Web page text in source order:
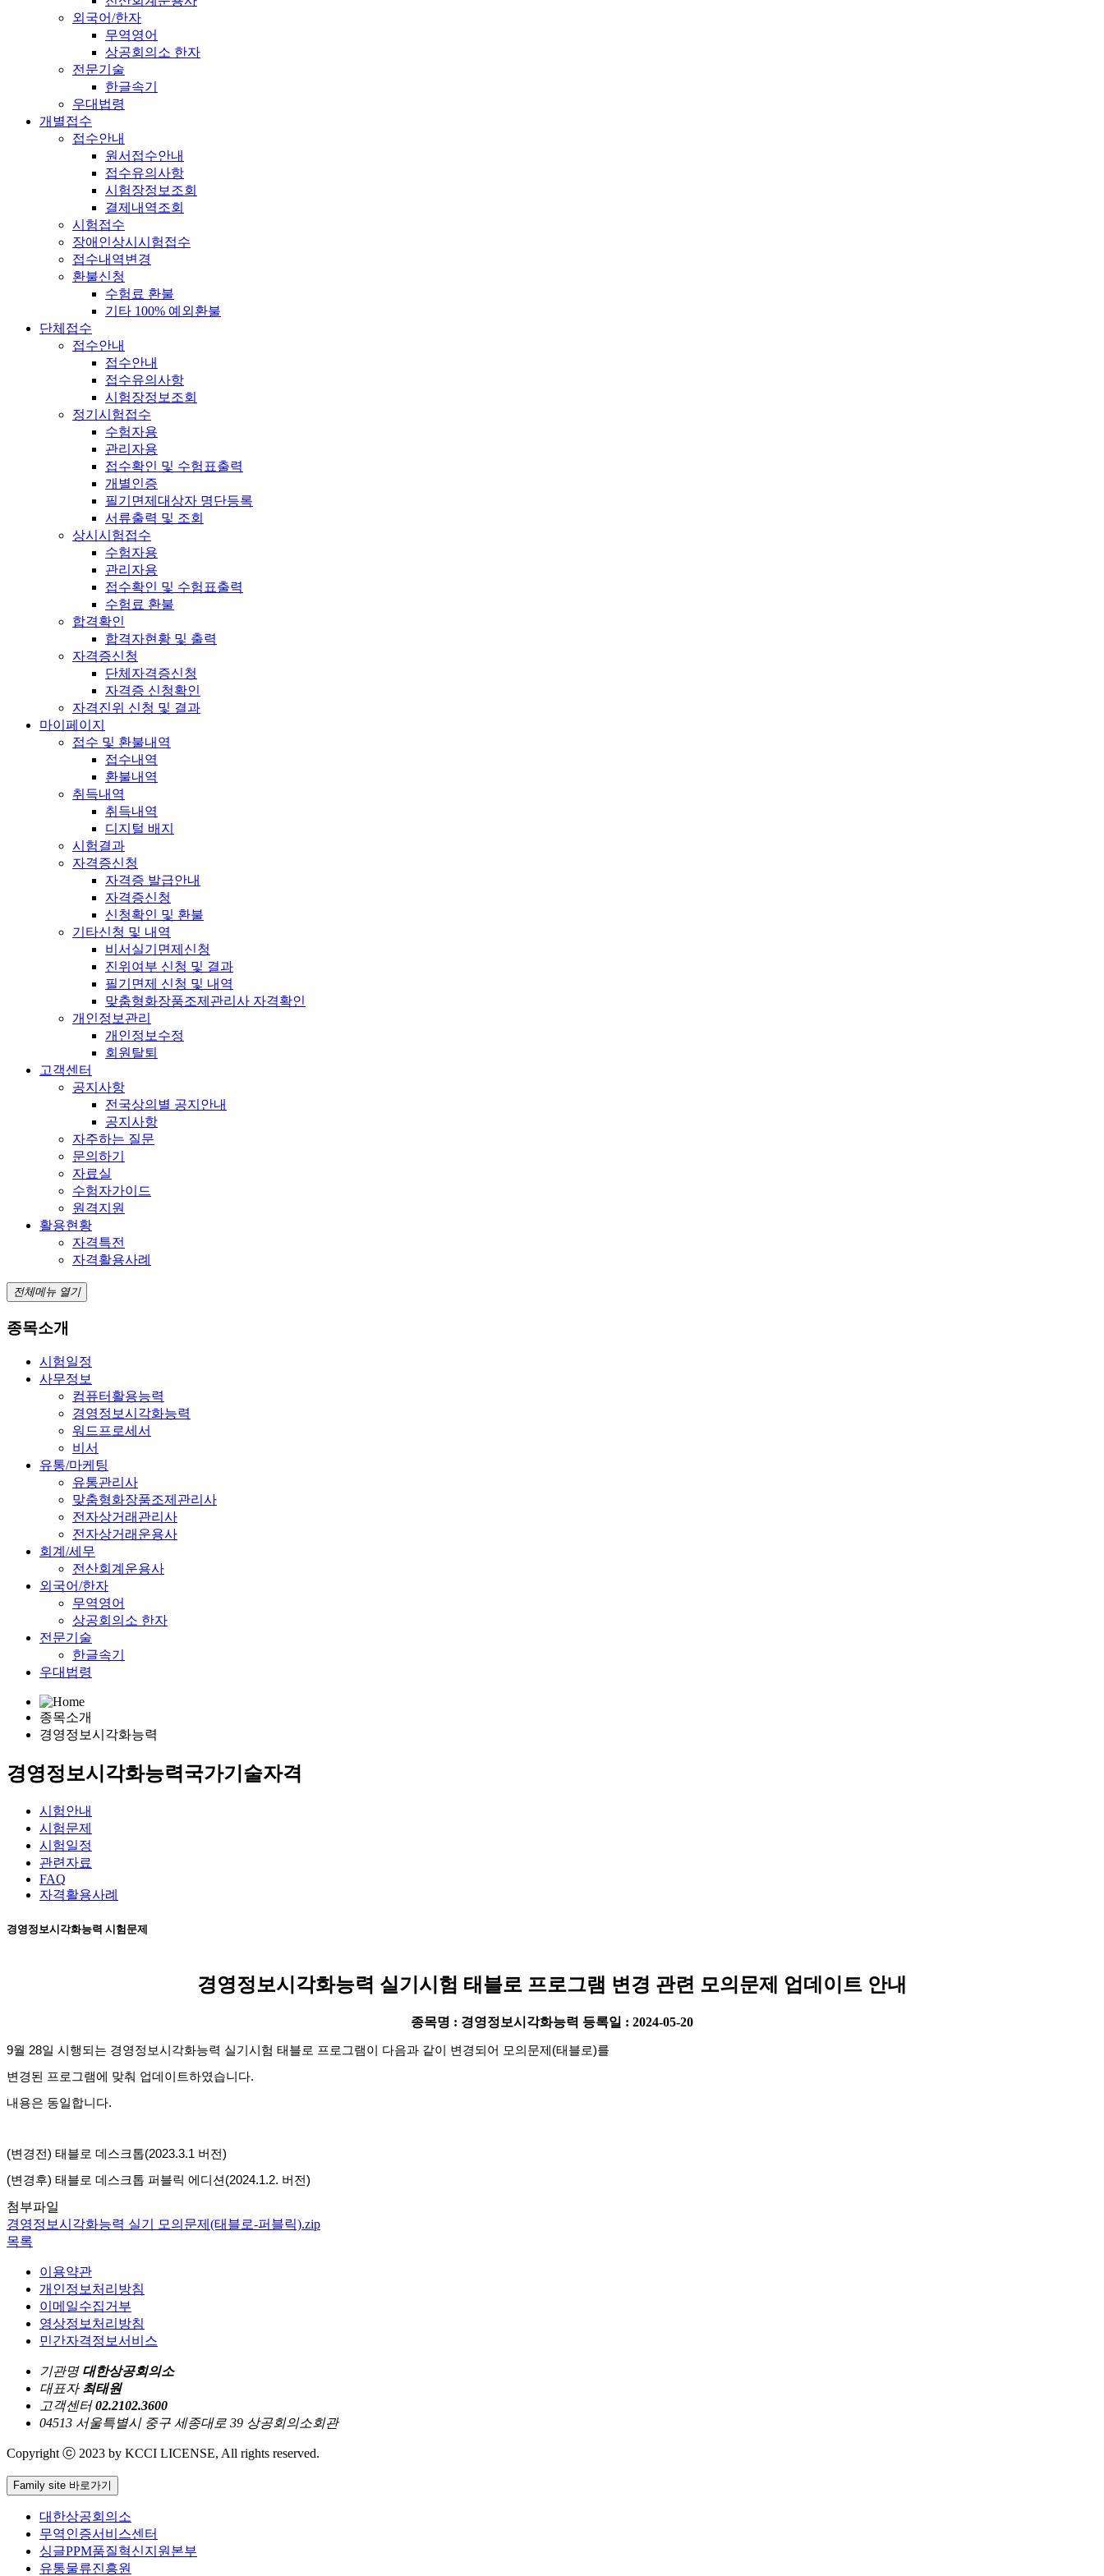
외국어/한자
무역영어
상공회의소 한자
전문기술
한글속기
우대법령
개별접수
접수안내
원서접수안내
접수유의사항
시험장정보조회
결제내역조회
시험접수
장애인상시시험접수
접수내역변경
환불신청
수험료 환불
기타 100% 예외환불
단체접수
접수안내
접수안내
접수유의사항
시험장정보조회
정기시험접수
수험자용
관리자용
접수확인 및 수험표출력
개별인증
필기면제대상자 명단등록
서류출력 및 조회
상시시험접수
수험자용
관리자용
접수확인 및 수험표출력
수험료 환불
합격확인
합격자현황 및 출력
자격증신청
단체자격증신청
자격증 신청확인
자격진위 신청 및 결과
마이페이지
접수 및 환불내역
접수내역
환불내역
취득내역
취득내역
디지털 배지
시험결과
자격증신청
자격증 발급안내
자격증신청
신청확인 및 환불
기타신청 및 내역
비서실기면제신청
진위여부 신청 및 결과
필기면제 신청 및 내역
맞춤형화장품조제관리사 자격확인
개인정보관리
개인정보수정
회원탈퇴
고객센터
공지사항
전국상의별 공지안내
공지사항
자주하는 질문
문의하기
자료실
수험자가이드
원격지원
활용현황
자격특전
자격활용사례
전체메뉴 열기
종목소개
시험일정
사무정보
컴퓨터활용능력
경영정보시각화능력
워드프로세서
비서
유통/마케팅
유통관리사
맞춤형화장품조제관리사
전자상거래관리사
전자상거래운용사
회계/세무
전산회계운용사
외국어/한자
무역영어
상공회의소 한자
전문기술
한글속기
우대법령
종목소개
경영정보시각화능력
경영정보시각화능력국가기술자격
시험안내
시험문제
시험일정
관련자료
FAQ
자격활용사례
경영정보시각화능력 시험문제
경영정보시각화능력 실기시험 태블로 프로그램 변경 관련 모의문제 업데이트 안내
종목명 : 경영정보시각화능력 등록일 : 2024-05-20
9월 28일 시행되는 경영정보시각화능력 실기시험 태블로 프로그램이 다음과 같이 변경되어 모의문제 (태블로)를
변경된 프로그램에 맞춰 업데이트하였습니다.
내용은 동일합니다.
(변경전) 태블로 데스크톱(2023.3.1 버전)
(변경후) 태블로 데스크톱 퍼블릭 에디션(2024.1.2. 버전)
첨부파일
경영정보시각화능력 실기 모의문제(태블로-퍼블릭).zip
목록
이용약관
개인정보처리방침
이메일수집거부
영상정보처리방침
민간자격정보서비스
기관명 대한상공회의소
대표자 최태원
고객센터 02.2102.3600
04513 서울특별시 중구 세종대로 39 상공회의소회관
Copyright ⓒ 2023 by KCCI LICENSE, All rights reserved.
Family site 바로가기
대한상공회의소
무역인증서비스센터
싱글PPM품질혁신지원본부
유통물류진흥원